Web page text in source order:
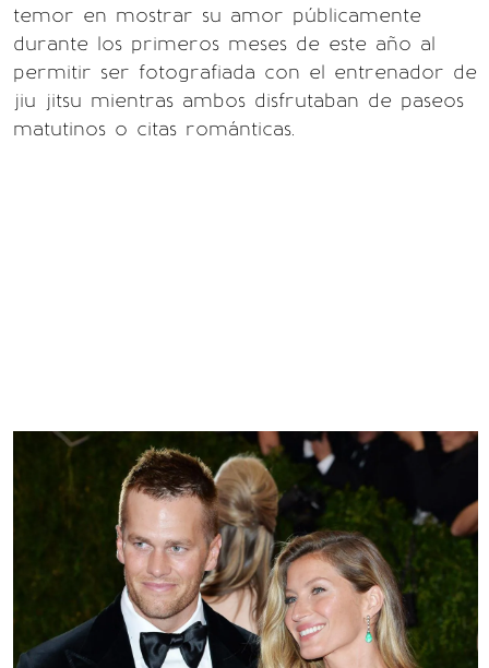
temor en mostrar su amor públicamente
durante los primeros meses de este año al
permitir ser fotografiada con el entrenador de
jiu jitsu mientras ambos disfrutaban de paseos
matutinos o citas románticas.